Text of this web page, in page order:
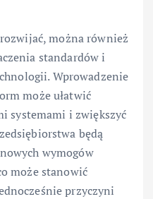
można również
standardów i
Wprowadzenie
może ułatwić
systemami i zwiększyć
będą
wymogów
może stanowić
przyczyni